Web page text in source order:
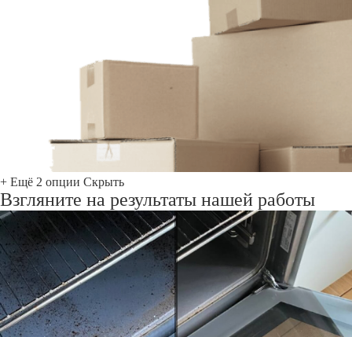
+ Ещё 2 опции Скрыть
Взгляните на результаты нашей работы